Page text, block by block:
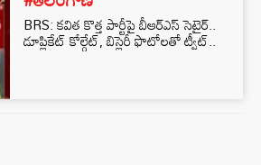
BRS: కవిత కొత్త పార్టీపై బీఆర్ఎస్ సెటైర్..
డూప్లికేట్ కోల్గేట్, బిస్లెరీ ఫొటోలతో ట్వీట్..